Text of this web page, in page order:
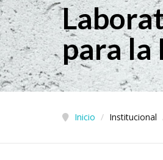
para la
Inicio / Institucional